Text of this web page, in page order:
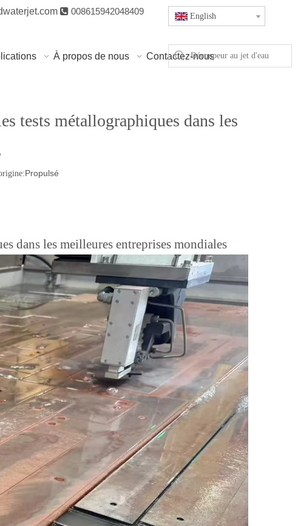
 008615942048409 English
À propos de nous Contactez-nous
tests métallographiques dans les
Propulsé
dans les meilleures entreprises mondiales